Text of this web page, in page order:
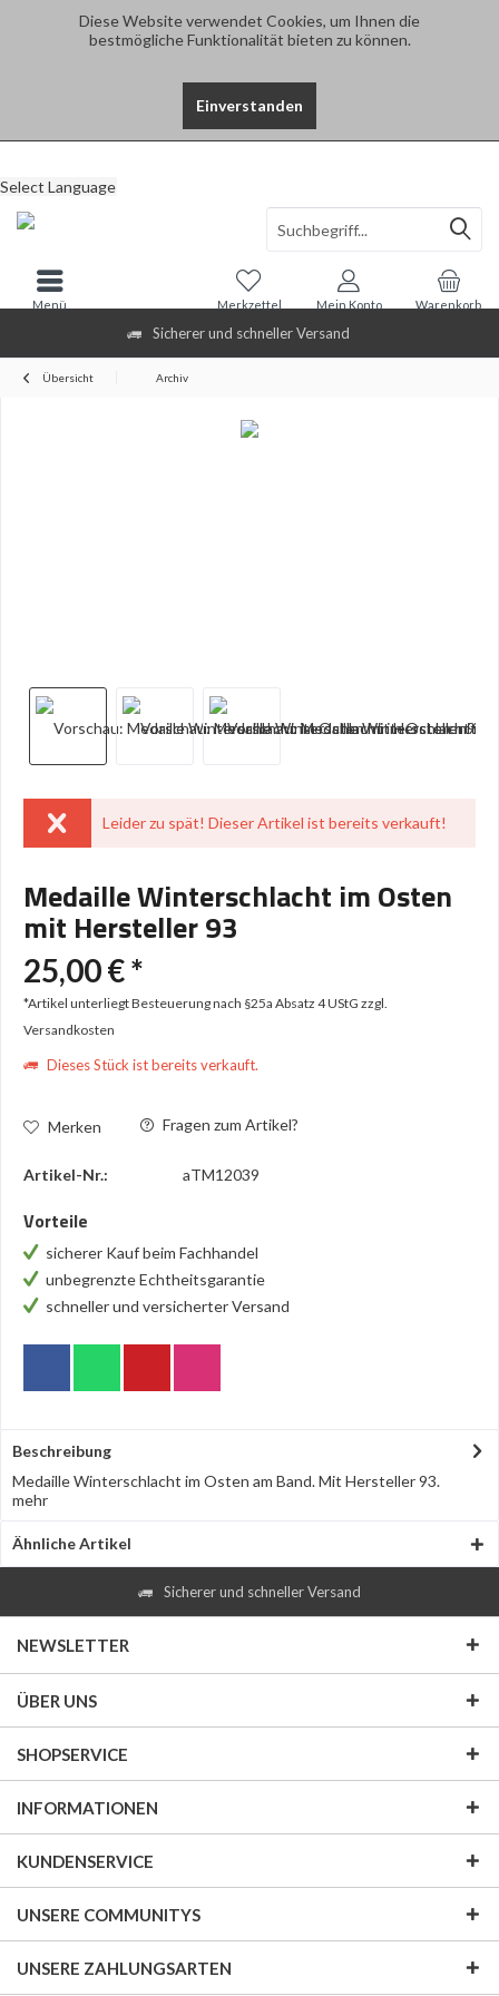
Diese Website verwendet Cookies, um Ihnen die
bestmögliche Funktionalität bieten zu können.
Einverstanden
Sicherer und schneller Versand
Select Language
Warenkorb
Merkzettel Mein Konto
Menü
Übersicht Archiv
Leider zu spät! Dieser Artikel ist bereits verkauft!
Medaille Winterschlacht im Osten
mit Hersteller 93
25,00 € *
*Artikel unterliegt Besteuerung nach §25a Absatz 4 UStG zzgl.
Versandkosten
Dieses Stück ist bereits verkauft.
Merken Fragen zum Artikel?
Artikel-Nr.: aTM12039
Vorteile
sicherer Kauf beim Fachhandel
unbegrenzte Echtheitsgarantie
schneller und versicherter Versand
Beschreibung
Medaille Winterschlacht im Osten am Band. Mit Hersteller 93.
mehr
Ähnliche Artikel
Sicherer und schneller Versand
NEWSLETTER
ÜBER UNS
SHOPSERVICE
INFORMATIONEN
KUNDENSERVICE
UNSERE COMMUNITYS
UNSERE ZAHLUNGSARTEN